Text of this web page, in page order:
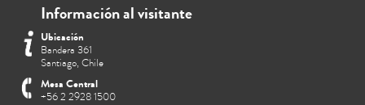
Información al visitante
Ubicación
Bandera 361
Santiago, Chile
Mesa Central
+56 2 2928 1500